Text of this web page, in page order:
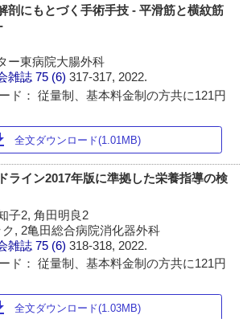
剖にもとづく手術手技 - 平滑筋と横紋筋
ー東病院大腸外科
雑誌 75 (6)317-317, 2022.
ド： 従量制、基本料金制の方共に121円
全文ダウンロード(1.01MB)
ライン2017年版に準拠した栄養指導の検
子2, 角田明良2
, 2亀田総合病院消化器外科
雑誌 75 (6)318-318, 2022.
ド： 従量制、基本料金制の方共に121円
全文ダウンロード(1.03MB)